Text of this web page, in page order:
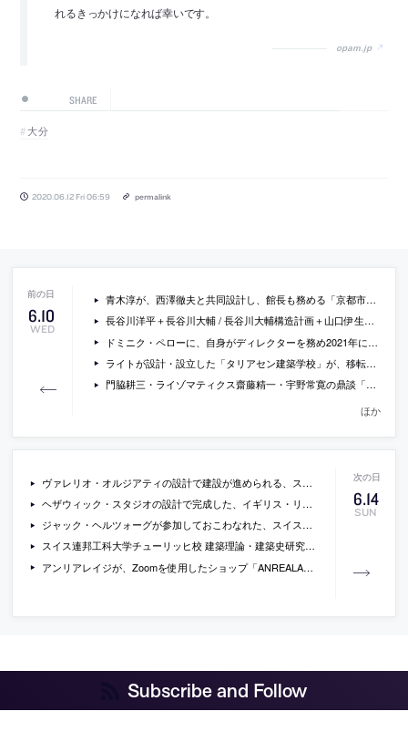
れるきっかけになれば幸いです。
opam.jp
SHARE
大分
2020.06.12 Fri 06:59 permalink
6.10
WED
青木淳が、西澤徹夫と共同設計し、館長も務める「京都市京セラ美術館」について語っているインタビュー動画
長谷川洋平＋長谷川大輔 / 長谷川大輔構造計画＋山口伊生人による、静岡・伊東市の遊戯施設「伊豆ぐらんぱる公園ジップラインデッキ」
ドミニク・ペローに、自身がディレクターを務め2021年に予定されている第3回ソウル都市建築ビエンナーレと新型コロナウイルスへの対応等を聞いているインタビュー
ライトが設計・設立した「タリアセン建築学校」が、移転・名称変更し運営されることに。背景にはライト財団との金銭的合意に至らなかったことがあるそう。
門脇耕三・ライゾマティクス齋藤精一・宇野常寛の鼎談「都市の未来を（コロナ禍を通して）考える」の内容
ほか
6.14
SUN
ヴァレリオ・オルジアティの設計で建設が進められる、スイス・バーゼルの、保険会社バロワーズのビルの外観写真
ヘザウィック・スタジオの設計で完成した、イギリス・リーズの、植物で満たされた癌患者の緩和施設 マギーズ・センターの写真と図面
ジャック・ヘルツォーグが参加しておこわなれた、スイス連邦工科大学での展覧会「リテール・アポカリプス（小売店最後の日）」の関連トークイベントの動画
スイス連邦工科大学チューリッヒ校 建築理論・建築史研究所による展覧会「リテール・アポカリプス（小売店最後の日）」の会場写真等
アンリアレイジが、Zoomを使用したショップ「ANREALAGE REMOTE SHOP」という試みを開始
Subscribe and Follow